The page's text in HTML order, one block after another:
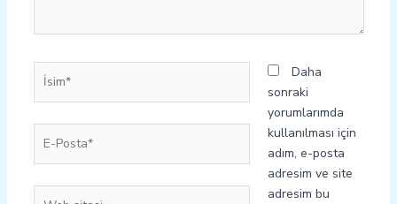
İsim*
Posta*
Daha
sonraki
yorumlarımda
kullanılması için
adım, e-posta
adresim ve site
adresim bu